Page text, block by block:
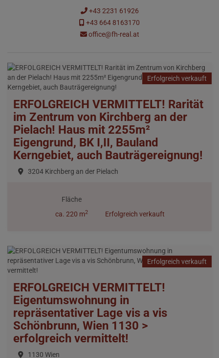
+43 2231 61926
+43 664 8163170
office@fh-real.at
Erfolgreich verkauft
ERFOLGREICH VERMITTELT! Rarität
im Zentrum von Kirchberg an der
Pielach! Haus mit 2255m²
Eigengrund, BK I,II, Bauland
Kerngebiet, auch Bauträgereignung!
3204 Kirchberg an der Pielach
Fläche
ca. 220 m2 Erfolgreich verkauft
Erfolgreich verkauft
ERFOLGREICH VERMITTELT!
Eigentumswohnung in
repräsentativer Lage vis a vis
Schönbrunn, Wien 1130 >
erfolgreich vermittelt!
1130 Wien